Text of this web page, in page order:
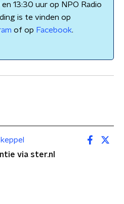
13:30 uur op NPO Radio
is te vinden op
of op Facebook.
keppel
via ster.nl